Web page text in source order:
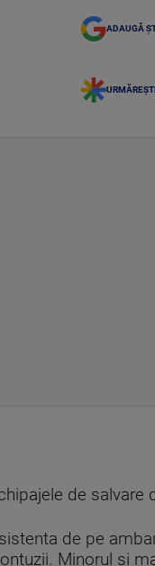
ADAUGĂ
de salvare
de pe
Minorul şi